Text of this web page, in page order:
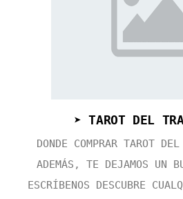
➤ TAROT DEL
DONDE COMPRAR TAROT
ADEMÁS, TE DEJAMOS UN
ESCRÍBENOS DESCUBRE